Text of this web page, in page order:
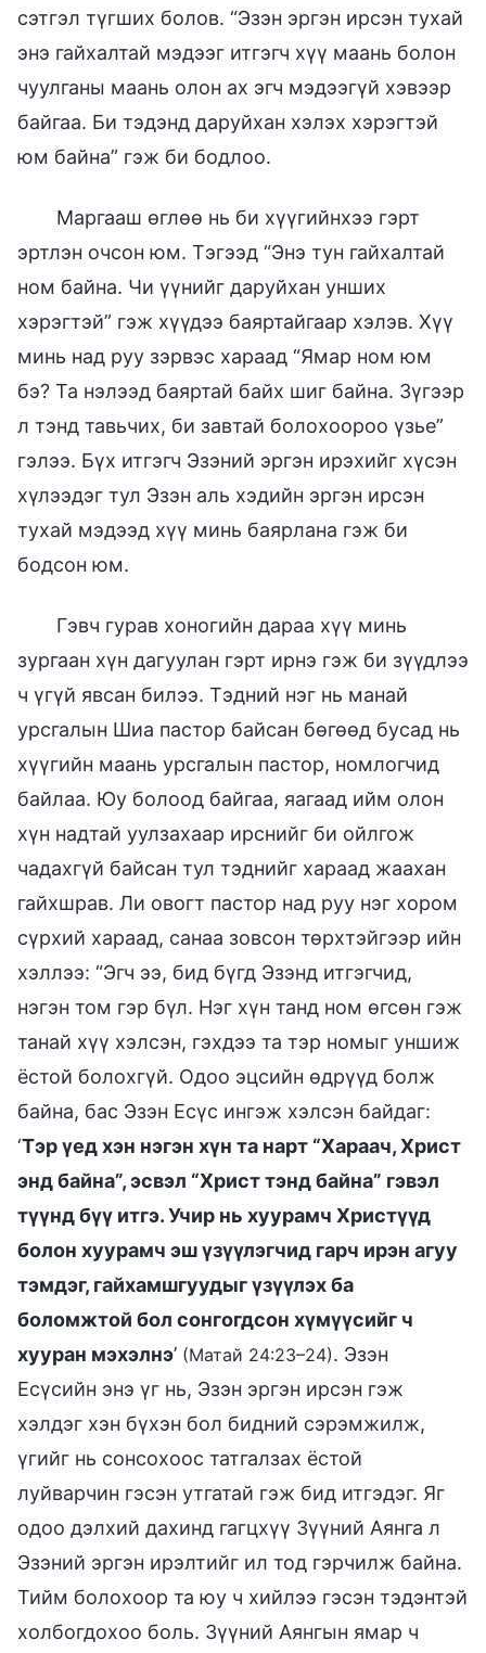
сэтгэл түгших болов. “Эзэн эргэн ирсэн тухай
энэ гайхалтай мэдээг итгэгч хүү маань болон
чуулганы маань олон ах эгч мэдээгүй хэвээр
байгаа. Би тэдэнд даруйхан хэлэх хэрэгтэй
юм байна” гэж би бодлоо.
Маргааш өглөө нь би хүүгийнхээ гэрт
эртлэн очсон юм. Тэгээд “Энэ тун гайхалтай
ном байна. Чи үүнийг даруйхан унших
хэрэгтэй” гэж хүүдээ баяртайгаар хэлэв. Хүү
минь над руу зэрвэс хараад “Ямар ном юм
бэ? Та нэлээд баяртай байх шиг байна. Зүгээр
л тэнд тавьчих, би завтай болохоороо үзье”
гэлээ. Бүх итгэгч Эзэний эргэн ирэхийг хүсэн
хүлээдэг тул Эзэн аль хэдийн эргэн ирсэн
тухай мэдээд хүү минь баярлана гэж би
бодсон юм.
Гэвч гурав хоногийн дараа хүү минь
зургаан хүн дагуулан гэрт ирнэ гэж би зүүдлээ
ч үгүй явсан билээ. Тэдний нэг нь манай
урсгалын Шиа пастор байсан бөгөөд бусад нь
хүүгийн маань урсгалын пастор, номлогчид
байлаа. Юу болоод байгаа, яагаад ийм олон
хүн надтай уулзахаар ирснийг би ойлгож
чадахгүй байсан тул тэднийг хараад жаахан
гайхшрав. Ли овогт пастор над руу нэг хором
сүрхий хараад, санаа зовсон төрхтэйгээр ийн
хэллээ: “Эгч ээ, бид бүгд Эзэнд итгэгчид,
нэгэн том гэр бүл. Нэг хүн танд ном өгсөн гэж
танай хүү хэлсэн, гэхдээ та тэр номыг уншиж
ёстой болохгүй. Одоо эцсийн өдрүүд болж
байна, бас Эзэн Есүс ингэж хэлсэн байдаг:
‘Тэр үед хэн нэгэн хүн та нарт “Хараач, Христ
энд байна”, эсвэл “Христ тэнд байна” гэвэл
түүнд бүү итгэ. Учир нь хуурамч Христүүд
болон хуурамч эш үзүүлэгчид гарч ирэн агуу
тэмдэг, гайхамшгуудыг үзүүлэх ба
боломжтой бол сонгогдсон хүмүүсийг ч
хууран мэхэлнэ’ (Матай 24:23–24). Эзэн
Есүсийн энэ үг нь, Эзэн эргэн ирсэн гэж
хэлдэг хэн бүхэн бол бидний сэрэмжилж,
үгийг нь сонсохоос татгалзах ёстой
луйварчин гэсэн утгатай гэж бид итгэдэг. Яг
одоо дэлхий дахинд гагцхүү Зүүний Аянга л
Эзэний эргэн ирэлтийг ил тод гэрчилж байна.
Тийм болохоор та юу ч хийлээ гэсэн тэдэнтэй
холбогдохоо боль. Зүүний Аянгын ямар ч